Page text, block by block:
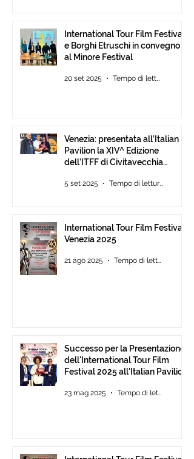
International Tour Film Festival
e Borghi Etruschi in convegno
al Minore Festival
20 set 2025 Tempo di lettura: 1 min
Venezia: presentata all’Italian
Pavilion la XIV^ Edizione
dell’ITFF di Civitavecchia
Award 2025
5 set 2025 Tempo di lettura: 3 min
International Tour Film Festival
Venezia 2025
21 ago 2025 Tempo di lettura: 3 min
Successo per la Presentazione
dell'International Tour Film
Festival 2025 all'Italian Pavilion
23 mag 2025 Tempo di lettura: 2 min